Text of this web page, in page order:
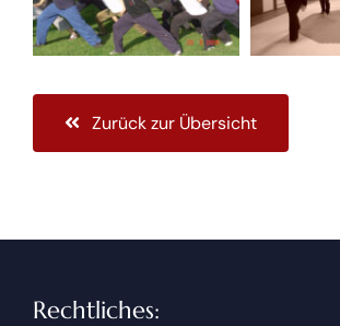
Zurück zur Übersicht
Rechtliches: